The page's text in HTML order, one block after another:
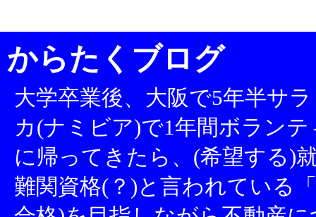
からたくブログ
大学卒業後、大阪で5年半サ
カ(ナミビア)で1年間ボラン
に帰ってきたら、(希望する)
難関資格(？)と言われている